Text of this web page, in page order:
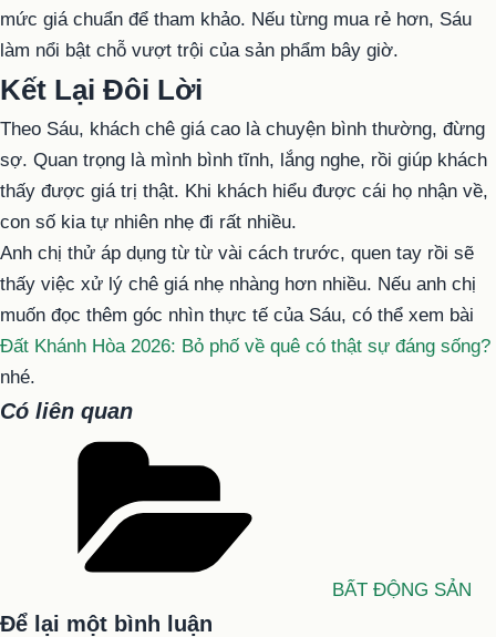
mức giá chuẩn để tham khảo. Nếu từng mua rẻ hơn, Sáu
làm nổi bật chỗ vượt trội của sản phẩm bây giờ.
Kết Lại Đôi Lời
Theo Sáu, khách chê giá cao là chuyện bình thường, đừng
sợ. Quan trọng là mình bình tĩnh, lắng nghe, rồi giúp khách
thấy được giá trị thật. Khi khách hiểu được cái họ nhận về,
con số kia tự nhiên nhẹ đi rất nhiều.
Anh chị thử áp dụng từ từ vài cách trước, quen tay rồi sẽ
thấy việc xử lý chê giá nhẹ nhàng hơn nhiều. Nếu anh chị
muốn đọc thêm góc nhìn thực tế của Sáu, có thể xem bài
Đất Khánh Hòa 2026: Bỏ phố về quê có thật sự đáng sống?
nhé.
Có liên quan
BẤT ĐỘNG SẢN
Để lại một bình luận